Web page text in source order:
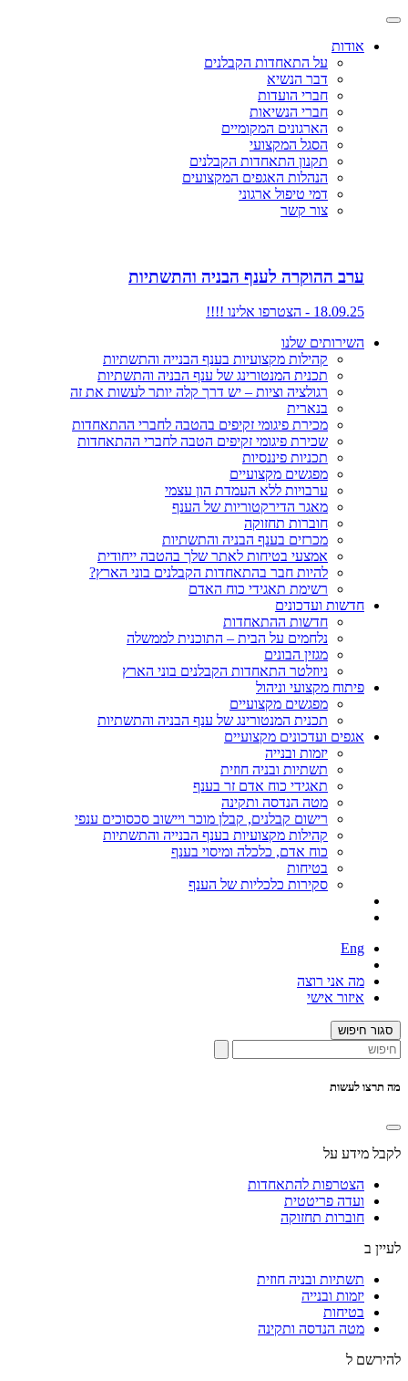
אודות
על התאחדות הקבלנים
דבר הנשיא
חברי הועדות
חברי הנשיאות
הארגונים המקומיים
הסגל המקצועי
תקנון התאחדות הקבלנים
הנהלות האגפים המקצועים
דמי טיפול ארגוני
צור קשר
ערב ההוקרה לענף הבניה והתשתיות
18.09.25 - הצטרפו אלינו !!!!
השירותים שלנו
קהילות מקצועיות בענף הבנייה והתשתיות
תכנית המנטורינג של ענף הבניה והתשתיות
רגולציה וציות – יש דרך קלה יותר לעשות את זה
בנארית
מכירת פיגומי זקיפים בהטבה לחברי ההתאחדות
שכירת פיגומי זקיפים הטבה לחברי ההתאחדות
תכניות פיננסיות
מפגשים מקצועיים
ערבויות ללא העמדת הון עצמי
מאגר הדירקטוריות של הענף
חוברות תחזוקה
מכרזים בענף הבניה והתשתיות
אמצעי בטיחות לאתר שלך בהטבה ייחודית
להיות חבר בהתאחדות הקבלנים בוני הארץ?
רשימת תאגידי כוח האדם
חדשות ועדכונים
חדשות ההתאחדות
נלחמים על הבית – התוכנית לממשלה
מגזין הבונים
ניוזלטר התאחדות הקבלנים בוני הארץ
פיתוח מקצועי וניהול
מפגשים מקצועיים
תכנית המנטורינג של ענף הבניה והתשתיות
אגפים ועדכונים מקצועיים
יזמות ובנייה
תשתיות ובניה חוזית
תאגידי כוח אדם זר בענף
מטה הנדסה ותקינה
רישום קבלנים, קבלן מוכר ויישוב סכסוכים ענפי
קהילות מקצועיות בענף הבנייה והתשתיות
כוח אדם, כלכלה ומיסוי בענף
בטיחות
סקירות כלכליות של הענף
Eng
מה אני רוצה
איזור אישי
סגור חיפוש
מה תרצו לעשות
לקבל מידע על
הצטרפות להתאחדות
ועדה פריטטית
חוברות תחזוקה
לעיין ב
תשתיות ובניה חוזית
יזמות ובנייה
בטיחות
מטה הנדסה ותקינה
להירשם ל